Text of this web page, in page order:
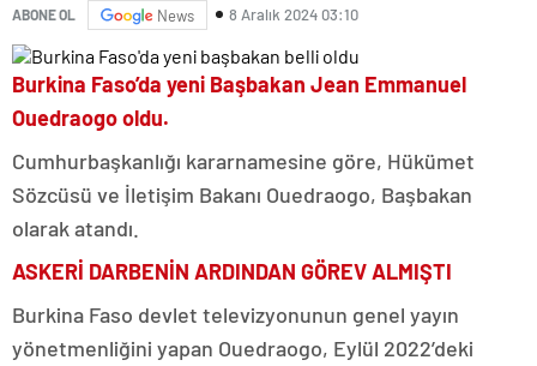
ABONE OL News 8 Aralık 2024 03:10
Burkina Faso’da yeni Başbakan Jean Emmanuel
Ouedraogo oldu.
Cumhurbaşkanlığı kararnamesine göre, Hükümet
Sözcüsü ve İletişim Bakanı Ouedraogo, Başbakan
olarak atandı.
ASKERİ DARBENİN ARDINDAN GÖREV ALMIŞTI
Burkina Faso devlet televizyonunun genel yayın
yönetmenliğini yapan Ouedraogo, Eylül 2022’deki